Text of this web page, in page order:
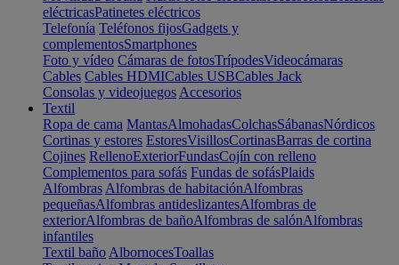
eléctricasPatinetes eléctricos
Telefonía Teléfonos fijosGadgets y
complementosSmartphones
Foto y vídeo Cámaras de fotosTrípodesVideocámaras
Cables Cables HDMICables USBCables Jack
Consolas y videojuegos Accesorios
Textil
Ropa de cama MantasAlmohadasColchasSábanasNórdicos
Cortinas y estores EstoresVisillosCortinasBarras de cortina
Cojines RellenoExteriorFundasCojín con relleno
Complementos para sofás Fundas de sofásPlaids
Alfombras Alfombras de habitaciónAlfombras
pequeñasAlfombras antideslizantesAlfombras de
exteriorAlfombras de bañoAlfombras de salónAlfombras
infantiles
Textil baño AlbornocesToallas